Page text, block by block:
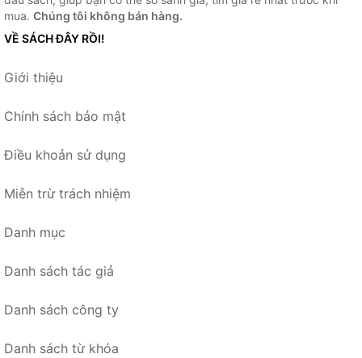
mua. Chúng tôi không bán hàng.
VỀ SÁCH ĐÂY RỒI!
Giới thiệu
Chính sách bảo mật
Điều khoản sử dụng
Miễn trừ trách nhiệm
Danh mục
Danh sách tác giả
Danh sách công ty
Danh sách từ khóa